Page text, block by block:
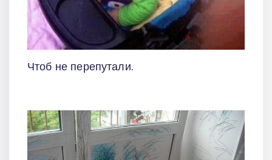
Чтоб не перепутали.